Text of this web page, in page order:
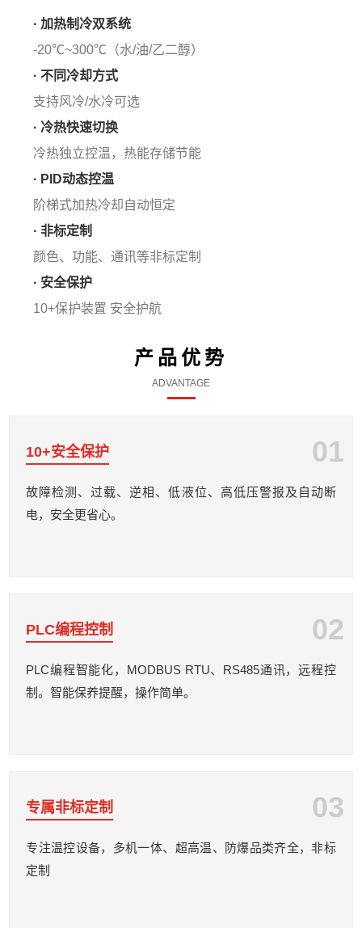
· 加热制冷双系统
-20℃~300℃（水/油/乙二醇）
· 不同冷却方式
支持风冷/水冷可选
· 冷热快速切换
冷热独立控温，热能存储节能
· PID动态控温
阶梯式加热冷却自动恒定
· 非标定制
颜色、功能、通讯等非标定制
· 安全保护
10+保护装置 安全护航
产品优势
ADVANTAGE
10+安全保护 01
故障检测、过载、逆相、低液位、高低压警报及自动断
电，安全更省心。
PLC编程控制 02
PLC编程智能化，MODBUS RTU、RS485通讯，远程控
制。智能保养提醒，操作简单。
专属非标定制 03
专注温控设备，多机一体、超高温、防爆品类齐全，非标
定制